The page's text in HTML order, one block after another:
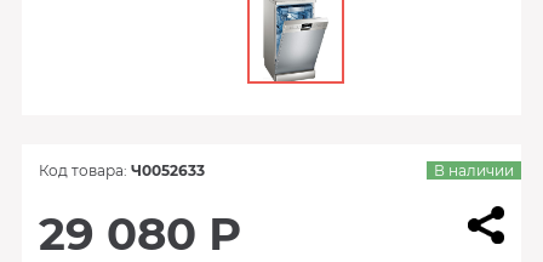
Код товара: Ч0052633 В наличии
29 080 Р